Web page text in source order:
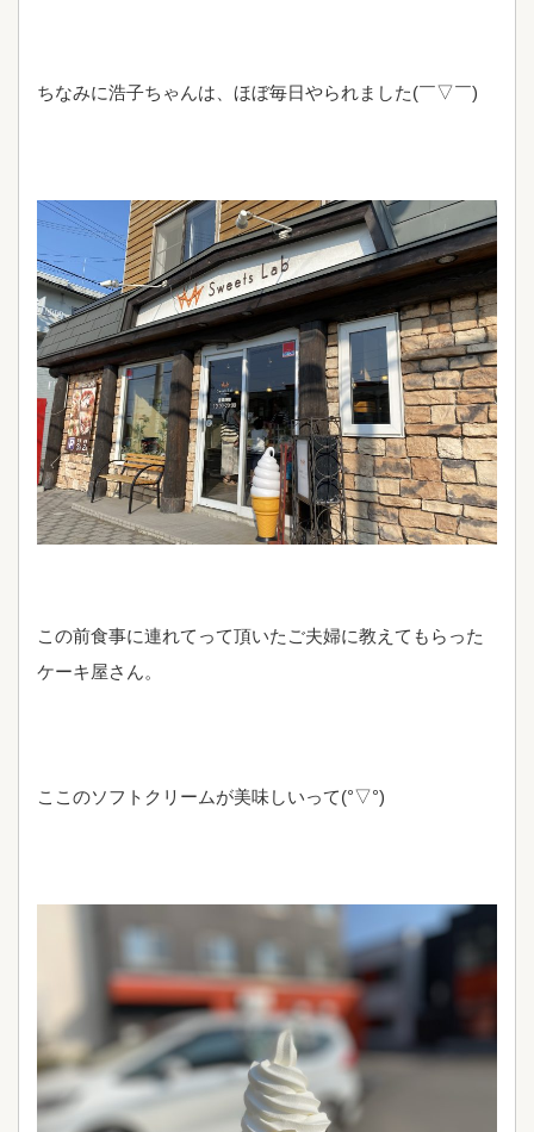
ちなみに浩子ちゃんは、ほぼ毎日やられました(￣▽￣)
この前食事に連れてって頂いたご夫婦に教えてもらった
ケーキ屋さん。
ここのソフトクリームが美味しいって(°▽°)